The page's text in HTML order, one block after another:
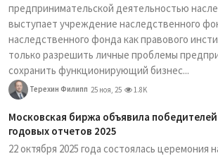
предпринимательской деятельностью
выступает учреждение наследственного
наследственного фонда как правового
только разрешить личные проблемы
сохранить функционирующий бизнес...
Терехин Филипп 25 ноя, 25 1.8K
Московская биржа объявила победителей
годовых отчетов 2025
22 октября 2025 года состоялась церемония